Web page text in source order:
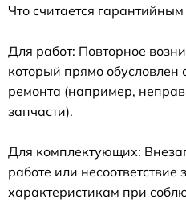
Что считается
Для работ: Повторное
который прямо обусловлен
ремонта (например,
запчасти).
Для комплектующих:
работе или
характеристикам при